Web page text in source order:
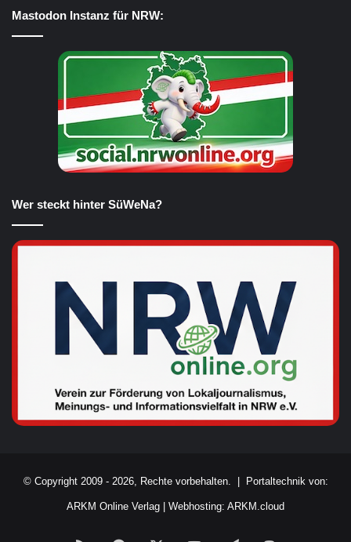
Mastodon Instanz für NRW:
Wer steckt hinter SüWeNa?
© Copyright 2009 - 2026, Rechte vorbehalten. | Portaltechnik von:
ARKM Online Verlag Webhosting: ARKM.cloud